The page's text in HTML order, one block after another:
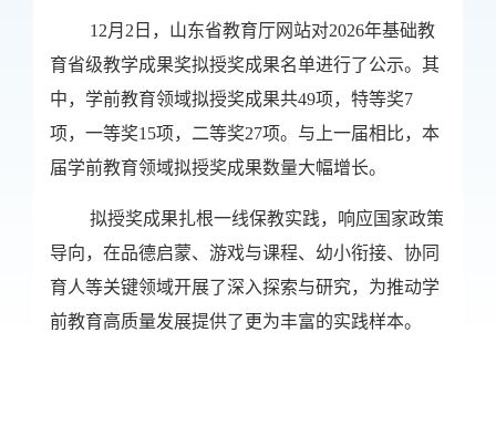
12月2日，山东省教育厅网站对2026年基础教
育省级教学成果奖拟授奖成果名单进行了公示。其
中，学前教育领域拟授奖成果共49项，特等奖7
项，一等奖15项，二等奖27项。与上一届相比，本
届学前教育领域拟授奖成果数量大幅增长。
拟授奖成果扎根一线保教实践，响应国家政策
导向，在品德启蒙、游戏与课程、幼小衔接、协同
育人等关键领域开展了深入探索与研究，为推动学
前教育高质量发展提供了更为丰富的实践样本。